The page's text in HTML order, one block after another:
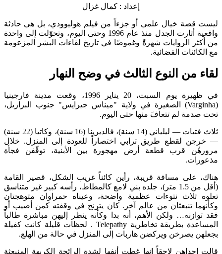
إعداد : كمال غزال
ليست قصة خيال علمي أو جزءاً من فيلم هوليوودي، بل هي حادثة
واقعية أثارت الجدل منذ عام 1996 وحتى اليوم، وتحوّلت إلى واحدة
من أكثر الروايات شهرةً وغموضًا في تاريخ لقاءات البشر المزعومة
مع الكائنات الفضائية.
لقاء من النوع الثالث في وضح النهار
في ظهيرة يوم السبت، 20 يناير 1996، وقعت مدينة فارجينيا
(Varginha) الصغيرة في ولاية "ميناس جيرايس" جنوب البرازيل،
تحت صدمة لم تتعافَ منها حتى اليوم.
ثلاث فتيات — ليلياني (14 سنة)، فالديرينا (16 سنة)، وكاتيا (22 سنة)
— خرجن لقطع طريق ترابي اختصاراً للعودة إلى المنزل. خلال
مرورهُن قرب قطعة أرض مهجورة بين الأبنية، توقّفن فجأة
مذعورات.
هناك، على مسافة قريبة، رأين كائناً غريب الشكل، قصير القامة
(أقل من 1.5 متر)، جلده بني لامع كالمطاط، رأسه كبير غير متناسق
تعلوه ثلاث نتوءات عظمية واضحة، وعيناه حمراوان متوهجتان
وكأنهما تنبعثان من عالم آخر. كان يترنح في وقفته كمن أصيب أو
فقد توازنه… ولكن الأهم، أنه بدا وكأنه ينظر إليهن مباشرة طالباً
المساعدة بطريقة تخاطرية Telepathy . لحظات قليلة كانت كفيلة
بجعلهن يصرخن ويركضن هاربات إلى المنزل في حالة من الهلع.
قالت إحداهن لاحقاً إنها غطت أنفها لشدة الرائحة الكريهة المنبعثة